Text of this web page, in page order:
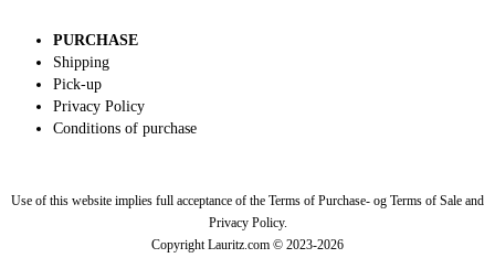
PURCHASE
Shipping
Pick-up
Privacy Policy
Conditions of purchase
Use of this website implies full acceptance of the Terms of Purchase- og Terms of Sale and
Privacy Policy.
Copyright Lauritz.com © 2023-2026